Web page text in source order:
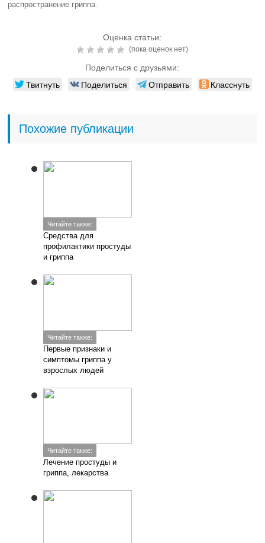
распространение гриппа.
Оценка статьи:
(пока оценок нет)
Поделиться с друзьями:
Твитнуть Поделиться Отправить Класснуть
Похожие публикации
Читайте также:
Средства для
профилактики простуды
и гриппа
Читайте также:
Первые признаки и
симптомы гриппа у
взрослых людей
Читайте также:
Лечение простуды и
гриппа, лекарства